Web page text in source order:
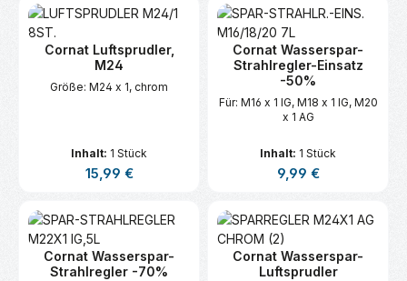
Cornat Luftsprudler,
M24
Größe: M24 x 1, chrom
Inhalt: 1 Stück
Regulärer Preis:
15,99 €
Cornat Wasserspar-
Strahlregler-Einsatz
-50%
Für: M16 x 1 IG, M18 x 1 IG, M20
x 1 AG
Inhalt: 1 Stück
Regulärer Preis:
9,99 €
Cornat Wasserspar-
Strahlregler -70%
Cornat Wasserspar-
Luftsprudler